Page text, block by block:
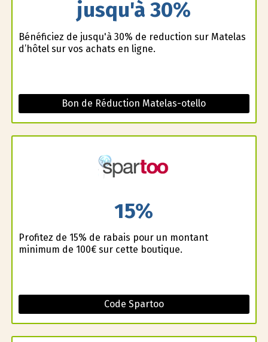
jusqu'à 30%
Bénéficiez de jusqu'à 30% de reduction sur Matelas
d’hôtel sur vos achats en ligne.
Bon de Réduction Matelas-otello
15%
Profitez de 15% de rabais pour un montant
minimum de 100€ sur cette boutique.
Code Spartoo